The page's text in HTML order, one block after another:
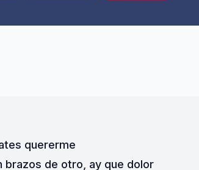
quererme
brazos de otro, ay que dolor